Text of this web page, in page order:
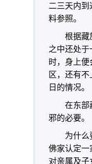
二三天内
料参照。
根据藏
之中还处
时，身上
区，还有
日的情况。
在东部
邪的必要。
为什么
佛家认定一
对亲属及子